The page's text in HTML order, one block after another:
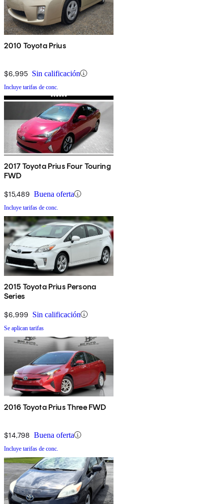
2010 Toyota Prius
$6,995 Sin calificación
Incluye tarifas de conc.
2017 Toyota Prius Four Touring
FWD
$15,489 Buena oferta
Incluye tarifas de conc.
2015 Toyota Prius Persona
Series
$6,999 Sin calificación
Se aplican tarifas
2016 Toyota Prius Three FWD
$14,798 Buena oferta
Incluye tarifas de conc.